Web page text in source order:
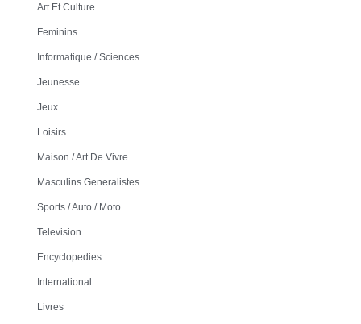
Art Et Culture
Feminins
Informatique / Sciences
Jeunesse
Jeux
Loisirs
Maison / Art De Vivre
Masculins Generalistes
Sports / Auto / Moto
Television
Encyclopedies
International
Livres